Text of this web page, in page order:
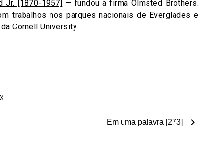
Jr. [1870-1957] — fundou a firma Olmsted Brothers.
trabalhos nos parques nacionais de Everglades e
Cornell University.
Em uma palavra [273] chevron_right